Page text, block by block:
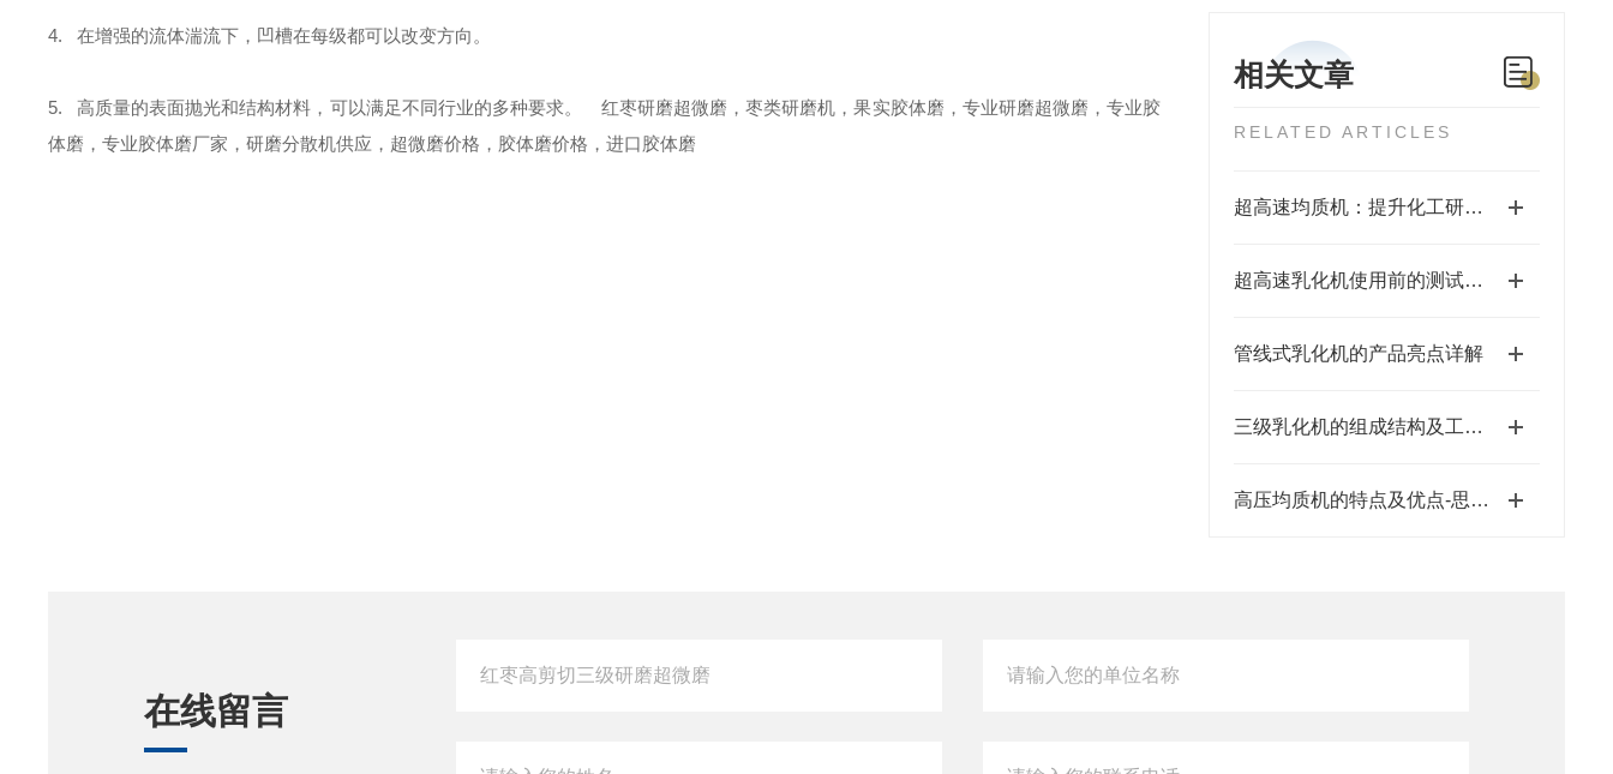
相关文章
RELATED ARTICLES
超高速均质机：提升化工研磨混合效率的核心装备
超高速乳化机使用前的测试运行
管线式乳化机的产品亮点详解
三级乳化机的组成结构及工作原理
高压均质机的特点及优点-思峻科技
4. 在增强的流体湍流下，凹槽在每级都可以改变方向。
5. 高质量的表面抛光和结构材料，可以满足不同行业的多种要求。 红枣研磨超微磨 ，枣类研磨机，果实胶体磨，专业研磨超微磨 ，专业胶
体磨，专业胶体磨厂家，研磨分散机供应， 超微磨价格，胶体磨价格，进口胶体磨
在线留言